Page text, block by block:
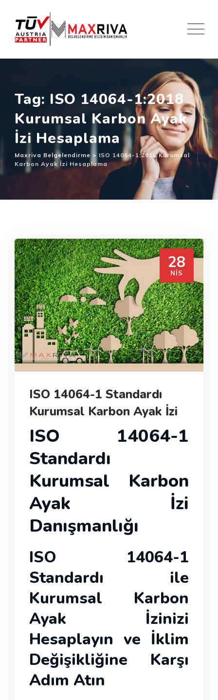
content
Tag: ISO 14064-1:2018
Kurumsal Karbon Ayak
İzi Hesaplama
Maxriva Belgelendirme > ISO 14064-1:2018 Kurumsal
Karbon Ayak İzi Hesaplama
28
NIS
ISO 14064-1 Standardı
Kurumsal Karbon Ayak İzi
ISO 14064-1
Standardı
Kurumsal Karbon
Ayak İzi
Danışmanlığı
ISO 14064-1
Standardı ile
Kurumsal Karbon
Ayak İzinizi
Hesaplayın ve İklim
Değişikliğine Karşı
Adım Atın